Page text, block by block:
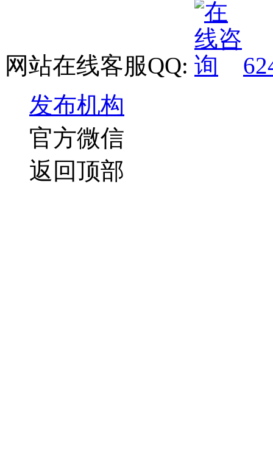
网站在线客服QQ:
发布机构
官方微信
返回顶部